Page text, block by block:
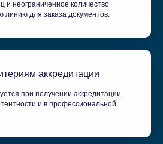
и неограниченное количество
линию для заказа документов.
аккредитации
при получении аккредитации,
и в профессиональной